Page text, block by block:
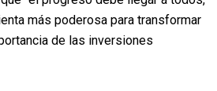
más poderosa para transformar
de las inversiones